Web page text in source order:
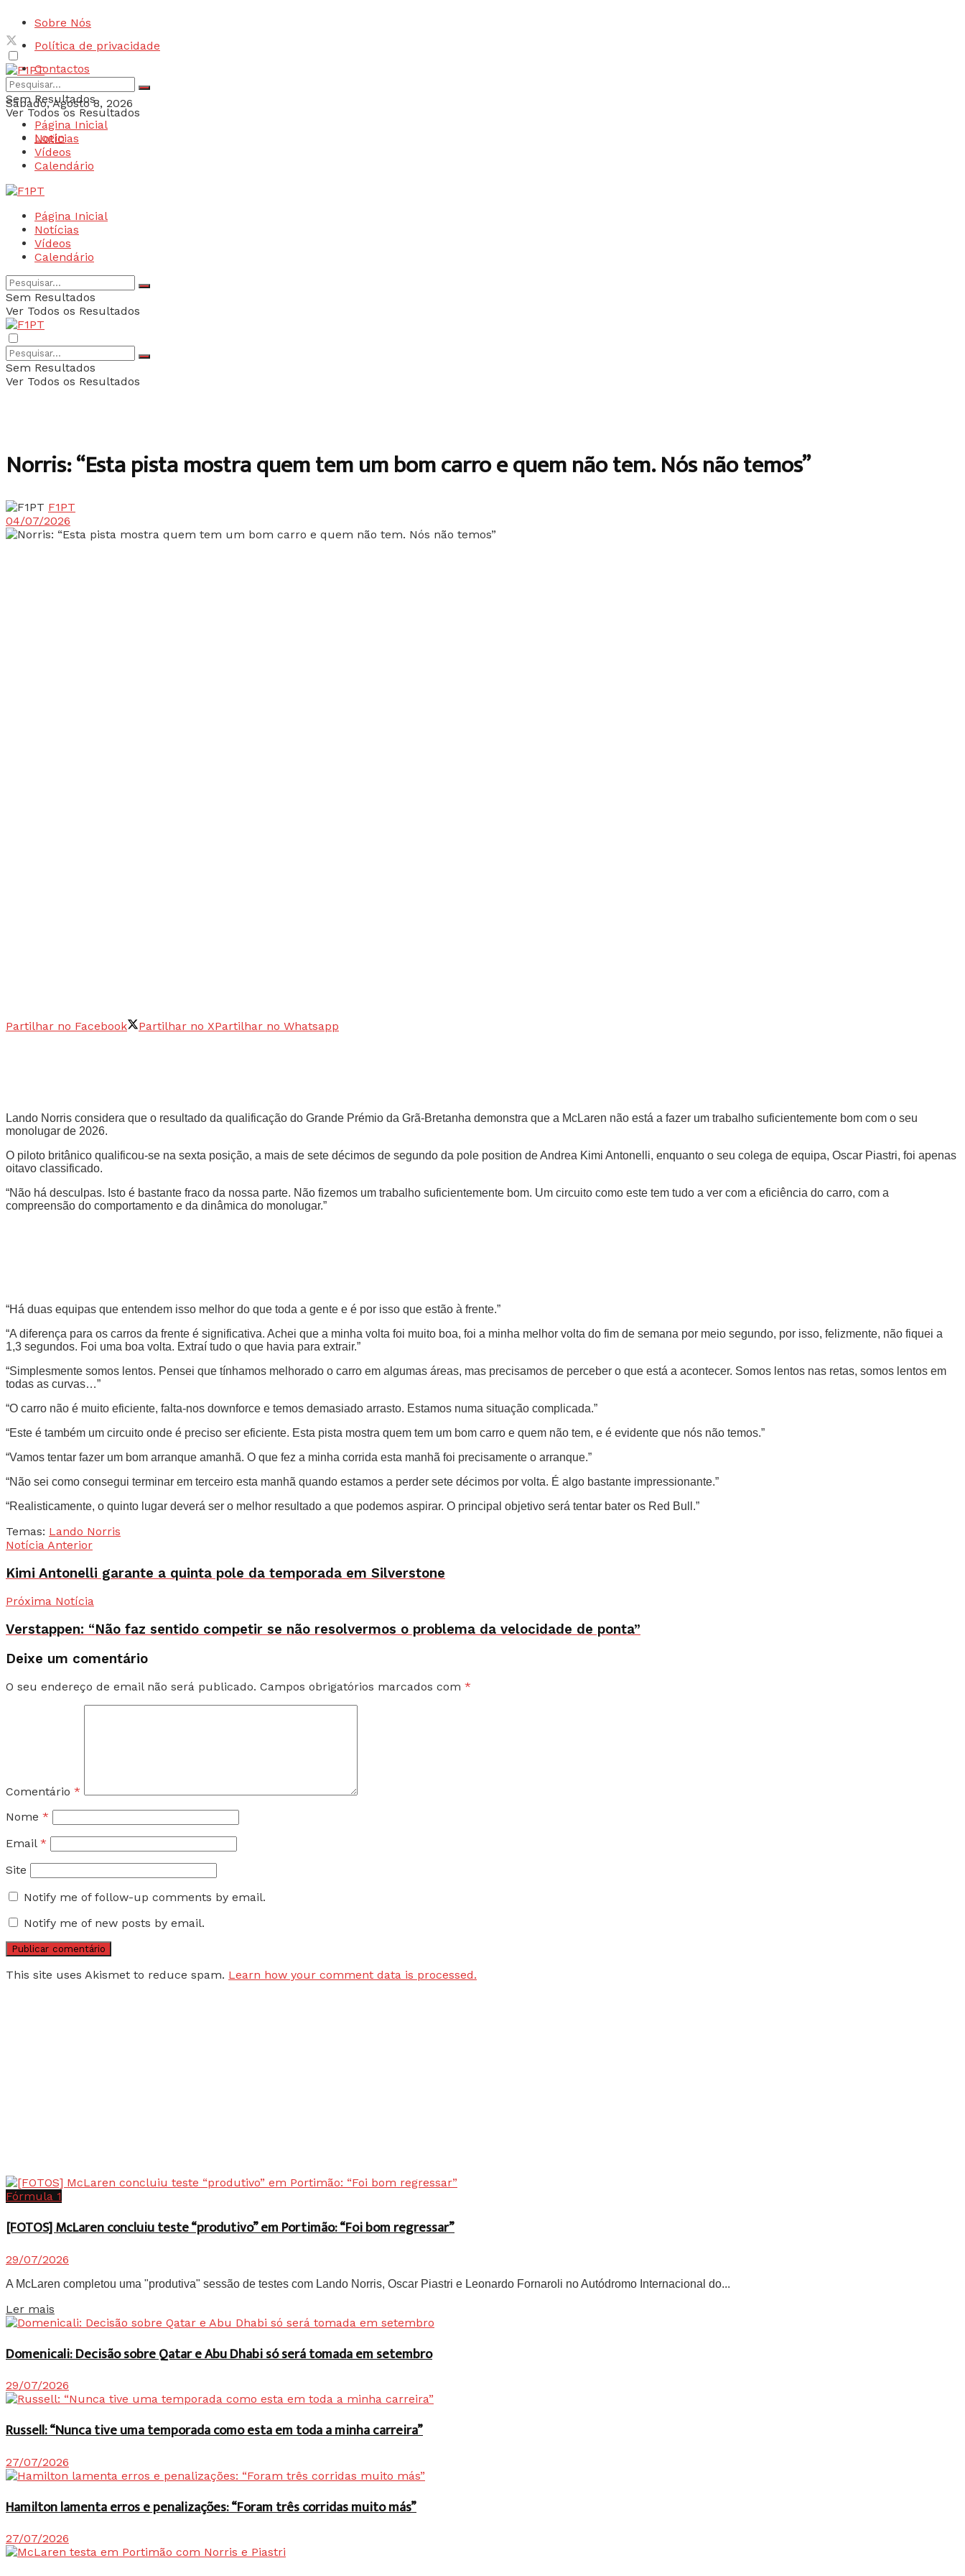
Sobre Nós
Política de privacidade
Contactos
Sábado, Agosto 8, 2026
Login
Sem Resultados
Ver Todos os Resultados
Página Inicial
Notícias
Vídeos
Calendário
Página Inicial
Notícias
Vídeos
Calendário
Sem Resultados
Ver Todos os Resultados
Sem Resultados
Ver Todos os Resultados
Norris: “Esta pista mostra quem tem um bom carro e quem não tem. Nós não temos”
F1PT
04/07/2026
Partilhar no Facebook Partilhar no XPartilhar no Whatsapp
Lando Norris considera que o resultado da qualificação do Grande Prémio da Grã-Bretanha demonstra que a McLaren não está a fazer um trabalho suficientemente bom com o seu
monolugar de 2026.
O piloto britânico qualificou-se na sexta posição, a mais de sete décimos de segundo da pole position de Andrea Kimi Antonelli, enquanto o seu colega de equipa, Oscar Piastri, foi apenas
oitavo classificado.
“Não há desculpas. Isto é bastante fraco da nossa parte. Não fizemos um trabalho suficientemente bom. Um circuito como este tem tudo a ver com a eficiência do carro, com a
compreensão do comportamento e da dinâmica do monolugar.”
“Há duas equipas que entendem isso melhor do que toda a gente e é por isso que estão à frente.”
“A diferença para os carros da frente é significativa. Achei que a minha volta foi muito boa, foi a minha melhor volta do fim de semana por meio segundo, por isso, felizmente, não fiquei a
1,3 segundos. Foi uma boa volta. Extraí tudo o que havia para extrair.”
“Simplesmente somos lentos. Pensei que tínhamos melhorado o carro em algumas áreas, mas precisamos de perceber o que está a acontecer. Somos lentos nas retas, somos lentos em
todas as curvas…”
“O carro não é muito eficiente, falta-nos downforce e temos demasiado arrasto. Estamos numa situação complicada.”
“Este é também um circuito onde é preciso ser eficiente. Esta pista mostra quem tem um bom carro e quem não tem, e é evidente que nós não temos.”
“Vamos tentar fazer um bom arranque amanhã. O que fez a minha corrida esta manhã foi precisamente o arranque.”
“Não sei como consegui terminar em terceiro esta manhã quando estamos a perder sete décimos por volta. É algo bastante impressionante.”
“Realisticamente, o quinto lugar deverá ser o melhor resultado a que podemos aspirar. O principal objetivo será tentar bater os Red Bull.”
Temas: Lando Norris
Notícia Anterior
Kimi Antonelli garante a quinta pole da temporada em Silverstone
Próxima Notícia
Verstappen: “Não faz sentido competir se não resolvermos o problema da velocidade de ponta”
Deixe um comentário
O seu endereço de email não será publicado. Campos obrigatórios marcados com *
Comentário *
Nome *
Email *
Site
Notify me of follow-up comments by email.
Notify me of new posts by email.
This site uses Akismet to reduce spam. Learn how your comment data is processed.
Fórmula 1
[FOTOS] McLaren concluiu teste “produtivo” em Portimão: “Foi bom regressar”
29/07/2026
A McLaren completou uma "produtiva" sessão de testes com Lando Norris, Oscar Piastri e Leonardo Fornaroli no Autódromo Internacional do...
Ler mais
Domenicali: Decisão sobre Qatar e Abu Dhabi só será tomada em setembro
29/07/2026
Russell: “Nunca tive uma temporada como esta em toda a minha carreira”
27/07/2026
Hamilton lamenta erros e penalizações: “Foram três corridas muito más”
27/07/2026